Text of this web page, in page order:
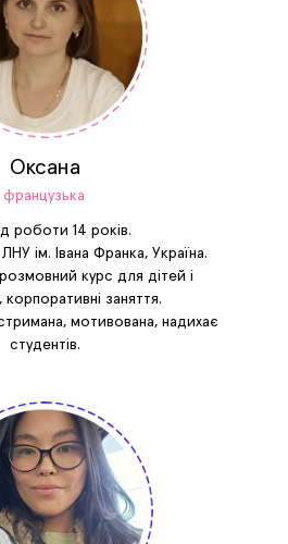
роботи 14 років.
ім. Івана Франка, Україна.
курс для дітей і
заняття.
мотивована, надихає
студентів.
Оксана
французька